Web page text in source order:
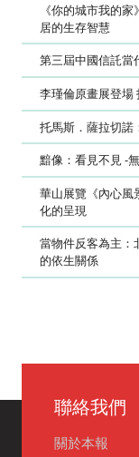
《你的城市我的
居的生存智慧
第三屆中國信託
李瑾倫原畫展登場
托馬斯．薩拉切諾
黯像：看見不見 -
華山展覽《內心風
化的呈現
當物件反客為主：
的依生關係
聯絡我們
關於本報